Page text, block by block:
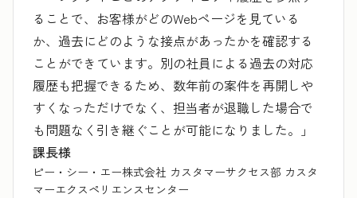
ることで、お客様がどのWebページを見ている
か、過去にどのような接点があったかを確認する
ことができています。別の社員による過去の対応
履歴も把握できるため、数年前の案件を再開しや
すくなっただけでなく、担当者が退職した場合で
も問題なく引き継ぐことが可能になりました。」
課長様
ピー・シー・エー株式会社 カスタマーサクセス部 カスタ
マーエクスペリエンスセンター